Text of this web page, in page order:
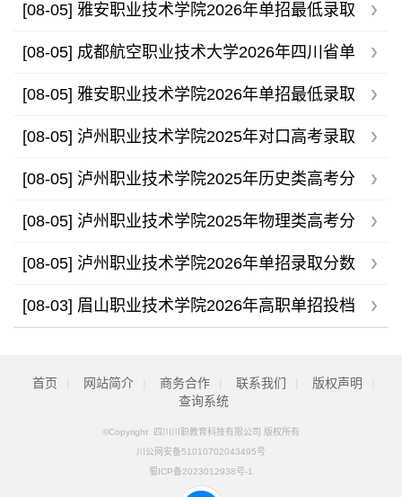
[08-05] 雅安职业技术学院2026年单招最低录取
分数线
[08-05] 成都航空职业技术大学2026年四川省单
招录取分数线
[08-05] 雅安职业技术学院2026年单招最低录取
分数线
[08-05] 泸州职业技术学院2025年对口高考录取
分数线
[08-05] 泸州职业技术学院2025年历史类高考分
专业录取分数线
[08-05] 泸州职业技术学院2025年物理类高考分
专业录取分数线
[08-05] 泸州职业技术学院2026年单招录取分数
线
[08-03] 眉山职业技术学院2026年高职单招投档
首页 网站简介 商务合作 联系我们 版权声明
查询系统
©Copyright 四川川职教育科技有限公司 版权所有
川公网安备51010702043495号
蜀ICP备2023012938号-1